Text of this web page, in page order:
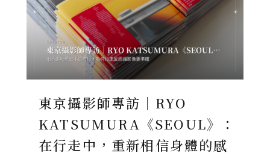
東京攝影師專訪｜RYO
KATSUMURA《SEOUL》：
在行走中，重新相信身體的感